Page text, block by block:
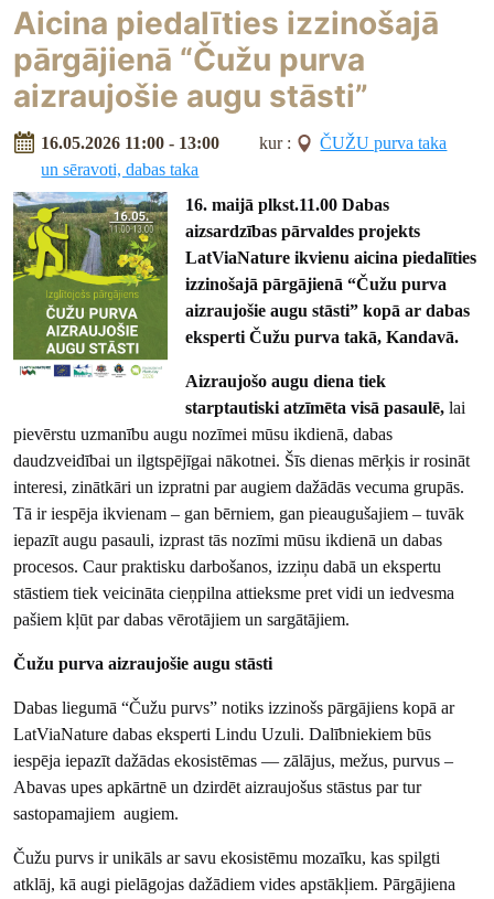
Aicina piedalīties izzinošajā
pārgājienā “Čužu purva
aizraujošie augu stāsti”
16.05.2026 11:00 - 13:00 kur :
ČUŽU purva taka
un sēravoti, dabas taka
16. maijā plkst.11.00 Dabas
aizsardzības pārvaldes projekts
LatViaNature ikvienu aicina piedalīties
izzinošajā pārgājienā “Čužu purva
aizraujošie augu stāsti” kopā ar dabas
eksperti Čužu purva takā, Kandavā.
Aizraujošo augu diena tiek
starptautiski atzīmēta visā pasaulē,lai
pievērstu uzmanību augu nozīmei mūsu ikdienā, dabas
daudzveidībai un ilgtspējīgai nākotnei. Šīs dienas mērķis ir rosināt
interesi, zinātkāri un izpratni par augiem dažādās vecuma grupās.
Tā ir iespēja ikvienam – gan bērniem, gan pieaugušajiem – tuvāk
iepazīt augu pasauli, izprast tās nozīmi mūsu ikdienā un dabas
procesos. Caur praktisku darbošanos, izziņu dabā un ekspertu
stāstiem tiek veicināta cieņpilna attieksme pret vidi un iedvesma
pašiem kļūt par dabas vērotājiem un sargātājiem.
Čužu purva aizraujošie augu stāsti
Dabas liegumā “Čužu purvs” notiks izzinošs pārgājiens kopā ar
LatViaNature dabas eksperti Lindu Uzuli. Dalībniekiem būs
iespēja iepazīt dažādas ekosistēmas — zālājus, mežus, purvus –
Abavas upes apkārtnē un dzirdēt aizraujošus stāstus par tur
sastopamajiem augiem.
Čužu purvs ir unikāls ar savu ekosistēmu mozaīku, kas spilgti
atklāj, kā augi pielāgojas dažādiem vides apstākļiem. Pārgājiena